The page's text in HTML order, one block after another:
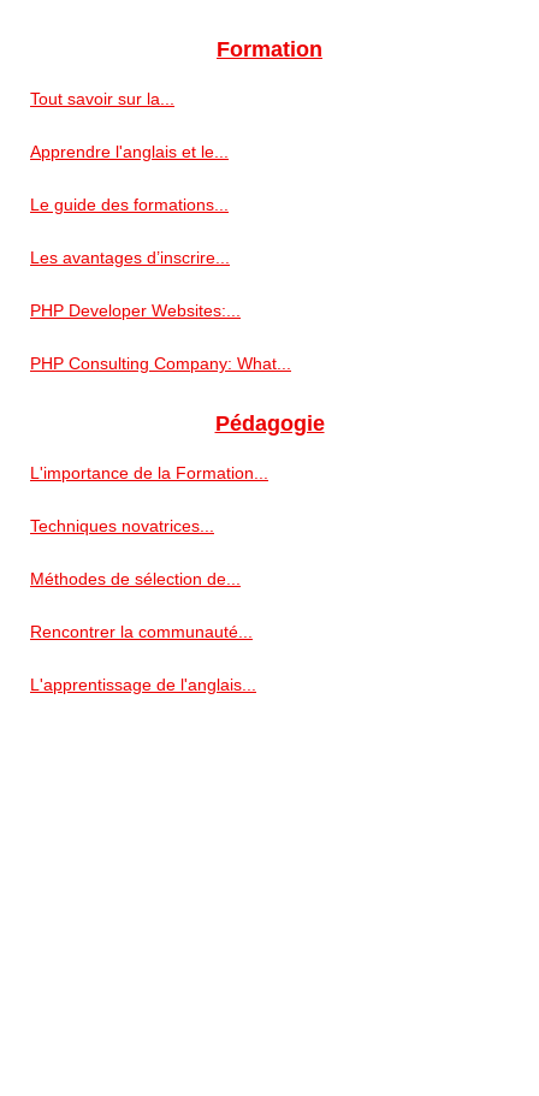
Formation
Tout savoir sur la...
Apprendre l'anglais et le...
Le guide des formations...
Les avantages d’inscrire...
PHP Developer Websites:...
PHP Consulting Company: What...
Pédagogie
L'importance de la Formation...
Techniques novatrices...
Méthodes de sélection de...
Rencontrer la communauté...
L'apprentissage de l'anglais...